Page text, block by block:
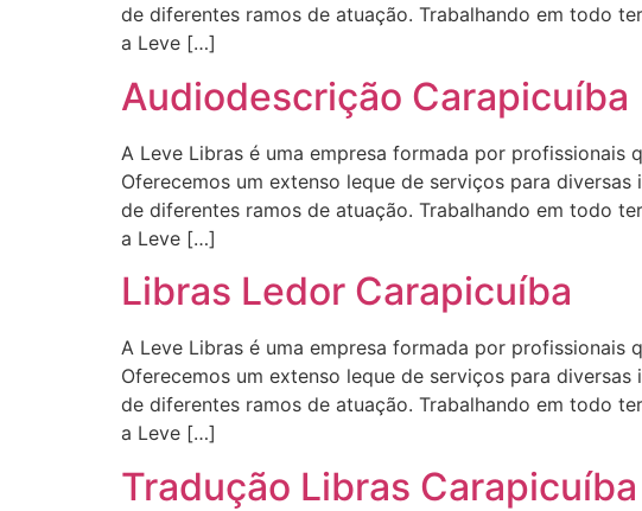
de diferentes ramos de atuação. Trabalhando em todo
a Leve […]
Audiodescrição Carapicuíba
A Leve Libras é uma empresa formada por
Oferecemos um extenso leque de serviços para
de diferentes ramos de atuação. Trabalhando em todo
a Leve […]
Libras Ledor Carapicuíba
A Leve Libras é uma empresa formada por profissionais
Oferecemos um extenso leque de serviços para
de diferentes ramos de atuação. Trabalhando em todo
a Leve […]
Tradução Libras Carapicuíba